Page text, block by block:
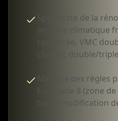
Spécialiste de la
en zone climatique
renforcée, VMC
chaleur, double/
Maîtrise des règles
Eurocode 8 (zone
toute modification